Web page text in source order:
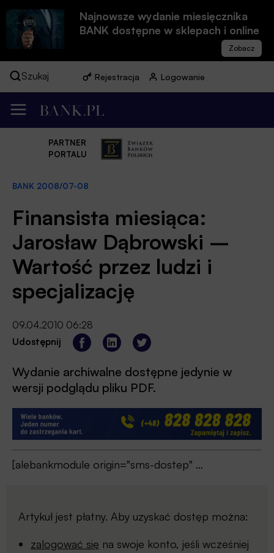
Najnowsze wydanie miesięcznika
BANK dostępne w sklepach i online
Szukaj Rejestracja Logowanie
PARTNER
PORTALU
BANK 2008/07-08
Finansista miesiąca:
Jarosław Dąbrowski –
Wartość przez ludzi i
specjalizację
09.04.2010 06:28
Udostępnij
Wydanie archiwalne dostępne jedynie w
wersji podglądu pliku PDF.
[alebankmodule origin="sms-dostep" ...
Artykuł jest płatny. Aby uzyskać dostęp można:
zalogować się na swoje konto, jeśli wcześniej